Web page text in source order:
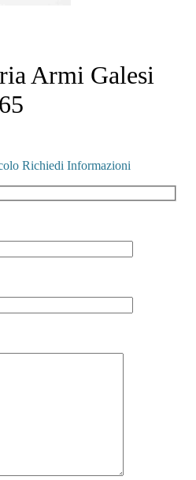
Armi Galesi
Richiedi Informazioni